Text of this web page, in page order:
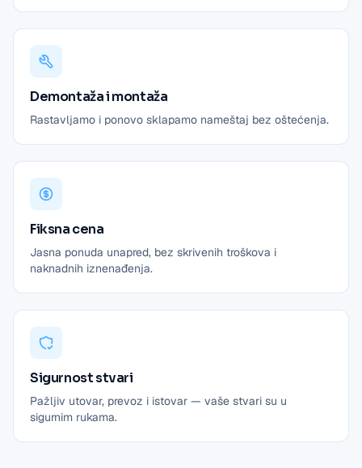
Demontaža i montaža
Rastavljamo i ponovo sklapamo nameštaj bez oštećenja.
Fiksna cena
Jasna ponuda unapred, bez skrivenih troškova i
naknadnih iznenađenja.
Sigurnost stvari
Pažljiv utovar, prevoz i istovar — vaše stvari su u
sigurnim rukama.